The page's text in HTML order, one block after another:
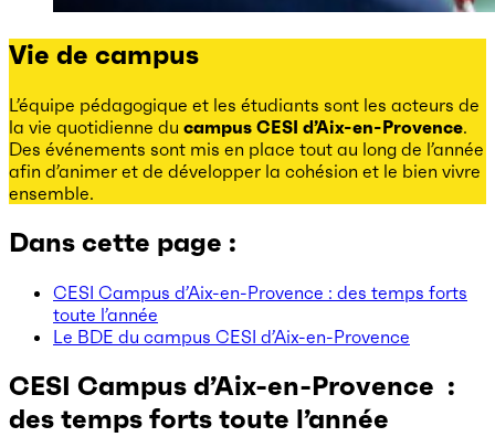
Vie de campus
L’équipe pédagogique et les étudiants sont les acteurs de
la vie quotidienne du campus CESI d’Aix-en-Provence.
Des événements sont mis en place tout au long de l’année
afin d’animer et de développer la cohésion et le bien vivre
ensemble.
Dans cette page :
CESI Campus d’Aix-en-Provence : des temps forts
toute l’année
Le BDE du campus CESI d’Aix-en-Provence
CESI Campus d’Aix-en-Provence :
des temps forts toute l’année